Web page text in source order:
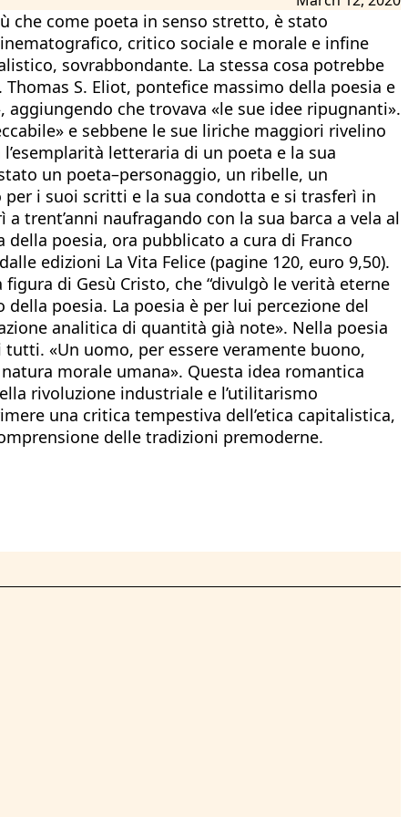
che come poeta in senso stretto, è stato
critico sociale e morale e infine
sovrabbondante. La stessa cosa potrebbe
S. Eliot, pontefice massimo della poesia e
che trovava «le sue idee ripugnanti».
e sebbene le sue liriche maggiori rivelino
letteraria di un poeta e la sua
un poeta–personaggio, un ribelle, un
i suoi scritti e la sua condotta e si trasferì in
trent’anni naufragando con la sua barca a vela al
poesia, ora pubblicato a cura di Franco
edizioni La Vita Felice (pagine 120, euro 9,50).
di Gesù Cristo, che “divulgò le verità eterne
poesia. La poesia è per lui percezione del
analitica di quantità già note». Nella poesia
«Un uomo, per essere veramente buono,
morale umana». Questa idea romantica
rivoluzione industriale e l’utilitarismo
una critica tempestiva dell’etica capitalistica,
delle tradizioni premoderne.